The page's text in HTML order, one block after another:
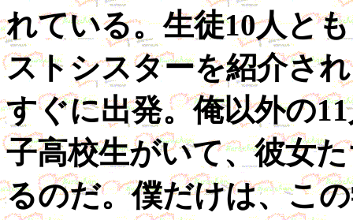
れている。生徒10人と
ストシスターを紹介さ
すぐに出発。俺以外の
子高校生がいて、彼女
るのだ。僕だけは、こ